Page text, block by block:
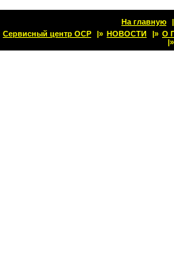
На главную
|
Сервисный центр OCP |» НОВОСТИ |» О
|»